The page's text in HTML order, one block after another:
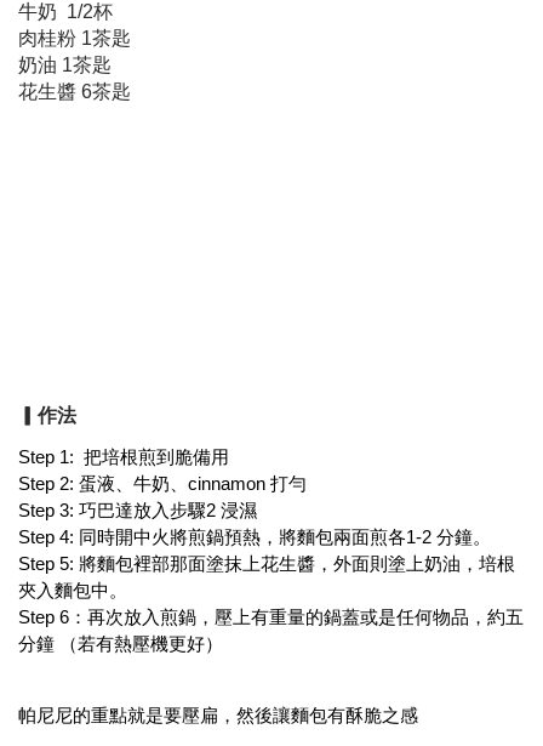
牛奶 1/2杯
肉桂粉 1茶匙
奶油 1茶匙
花生醬 6茶匙
▎作法
Step 1: 把培根煎到脆備用
Step 2: 蛋液、牛奶、cinnamon 打勻
Step 3: 巧巴達放入步驟2 浸濕
Step 4: 同時開中火將煎鍋預熱，將麵包兩面煎各1-2 分鐘。
Step 5: 將麵包裡部那面塗抹上花生醬，外面則塗上奶油，培根
夾入麵包中。
Step 6：再次放入煎鍋，壓上有重量的鍋蓋或是任何物品，約五
分鐘 （若有熱壓機更好）
帕尼尼的重點就是要壓扁，然後讓麵包有酥脆之感